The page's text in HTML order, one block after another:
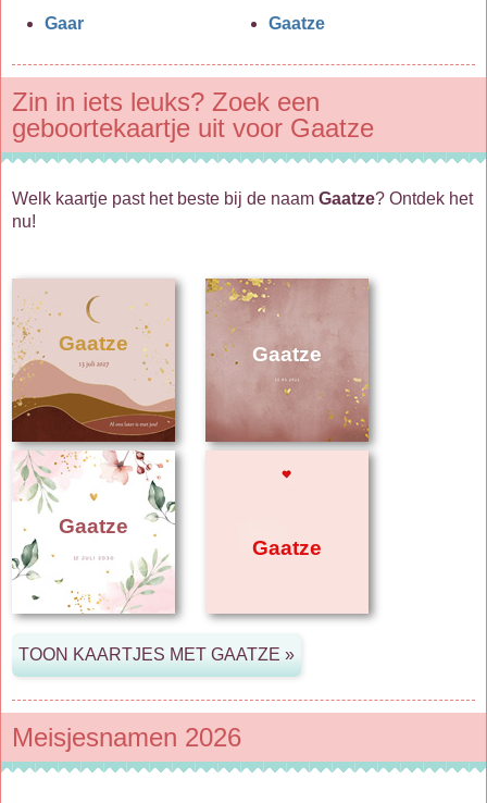
Gaar
Gaatze
Zin in iets leuks? Zoek een
geboortekaartje uit voor Gaatze
Welk kaartje past het beste bij de naam Gaatze? Ontdek het
nu!
Gaatze Gaatze
Gaatze
Gaatze
Meisjesnamen 2026